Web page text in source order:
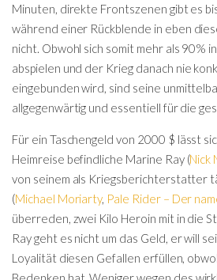
Minuten, direkte Frontszenen gibt es
während einer Rückblende in eben
nicht. Obwohl sich somit mehr als 90%
abspielen und der Krieg danach nie
eingebunden wird, sind seine
allgegenwärtig und essentiell für die
Für ein Taschengeld von 2000 $ lässt
Heimreise befindliche Marine Ray (Nick
von seinem als Kriegsberichterstatter
(Michael Moriarty, Pale Rider – Der
überreden, zwei Kilo Heroin mit in die
Ray geht es nicht um das Geld, er will
Loyalität diesen Gefallen erfüllen,